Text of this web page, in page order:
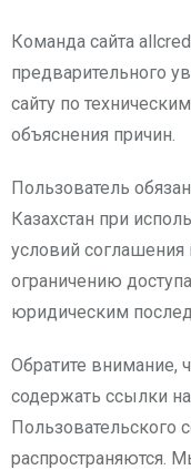
Команда сайта
предварительного
сайту по
объяснения причин.
Пользователь
Казахстан при
условий
ограничению
юридическим
Обратите внимание,
содержать ссылки
Пользовательского
распространяются.